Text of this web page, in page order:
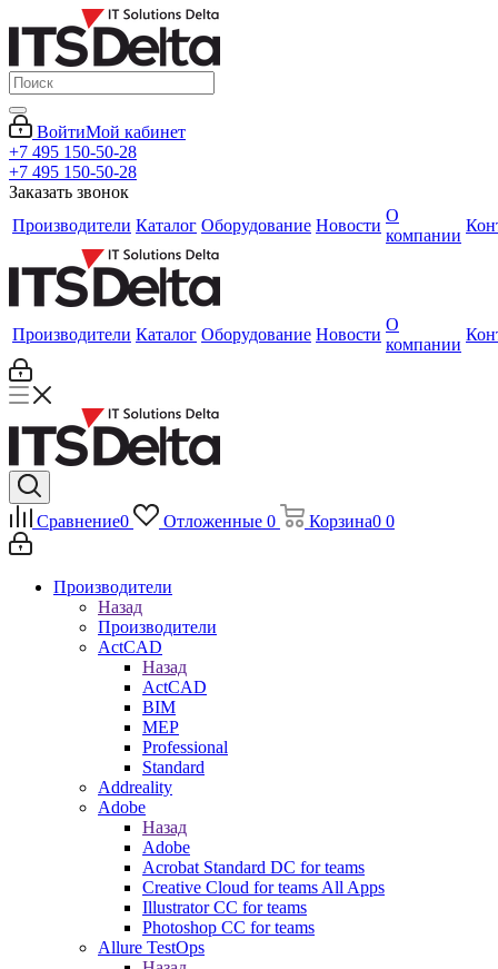
ВойтиМой кабинет
+7 495 150-50-28
+7 495 150-50-28
Заказать звонок
Производители Каталог Оборудование Новости
О
компании
Производители Каталог Оборудование Новости
О
компании
Сравнение0 Отложенные 0 Корзина0 0
Производители
Назад
Производители
ActCAD
Назад
ActCAD
BIM
MEP
Professional
Standard
Addreality
Adobe
Назад
Adobe
Acrobat Standard DC for teams
Creative Cloud for teams All Apps
Illustrator CC for teams
Photoshop CC for teams
Allure TestOps